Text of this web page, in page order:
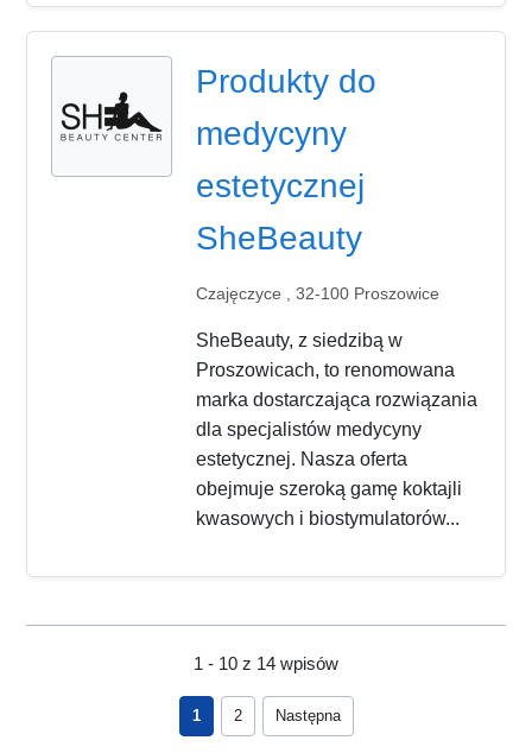
Produkty do
medycyny
estetycznej
SheBeauty
Czajęczyce , 32-100 Proszowice
SheBeauty, z siedzibą w
Proszowicach, to renomowana
marka dostarczająca rozwiązania
dla specjalistów medycyny
estetycznej. Nasza oferta
obejmuje szeroką gamę koktajli
kwasowych i biostymulatorów...
1 - 10 z 14 wpisów
1 2 Następna